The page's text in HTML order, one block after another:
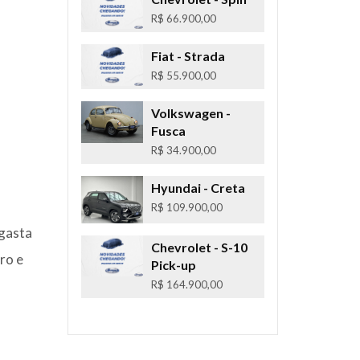
e
R$ 66.900,00
Fiat - Strada
R$ 55.900,00
Volkswagen -
Fusca
R$ 34.900,00
Hyundai - Creta
R$ 109.900,00
Chevrolet - S-10
Pick-up
R$ 164.900,00